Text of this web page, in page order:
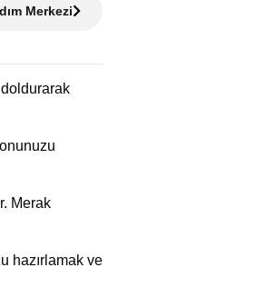
Merkezi
doldurarak
Merak
hazırlamak ve